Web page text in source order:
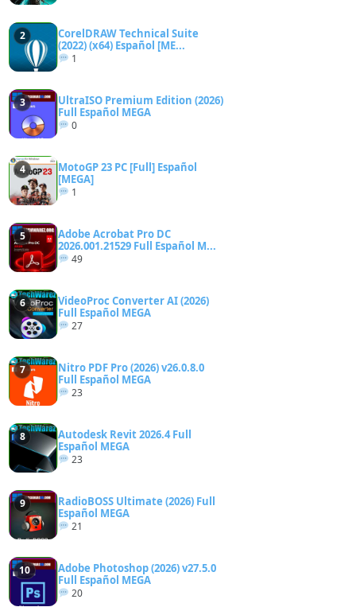
2
CorelDRAW Technical Suite
(2022) (x64) Español [ME...
1
3
UltraISO Premium Edition (2026)
Full Español MEGA
0
4
MotoGP 23 PC [Full] Español
[MEGA]
1
5
Adobe Acrobat Pro DC
2026.001.21529 Full Español M...
49
6
VideoProc Converter AI (2026)
Full Español MEGA
27
7
Nitro PDF Pro (2026) v26.0.8.0
Full Español MEGA
23
8
Autodesk Revit 2026.4 Full
Español MEGA
23
9
RadioBOSS Ultimate (2026) Full
Español MEGA
21
10
Adobe Photoshop (2026) v27.5.0
Full Español MEGA
20